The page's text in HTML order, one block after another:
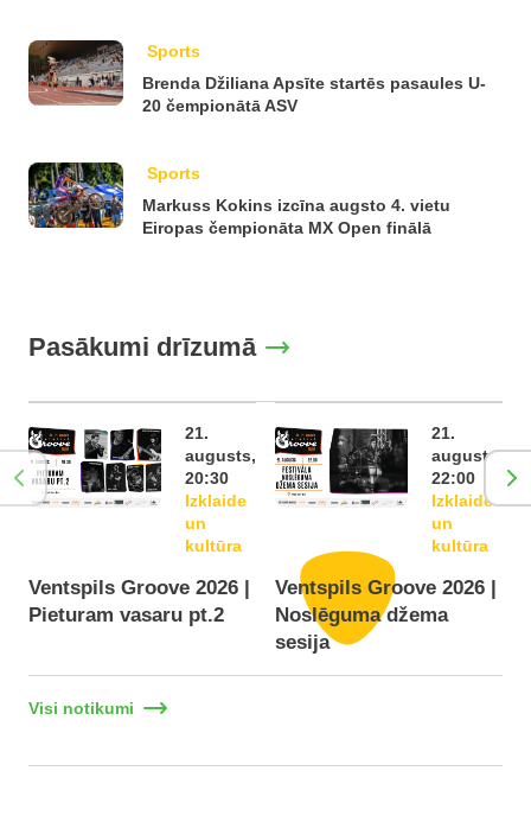
Sports
Brenda Džiliana Apsīte startēs pasaules U-
20 čempionātā ASV
Sports
Markuss Kokins izcīna augsto 4. vietu
Eiropas čempionāta MX Open finālā
Pasākumi drīzumā
21.
augusts,
20:30
Izklaide
un
kultūra
Ventspils Groove 2026 |
Pieturam vasaru pt.2
21.
augusts,
22:00
Izklaide
un
kultūra
Ventspils Groove 2026 |
Noslēguma džema
sesija
Visi notikumi